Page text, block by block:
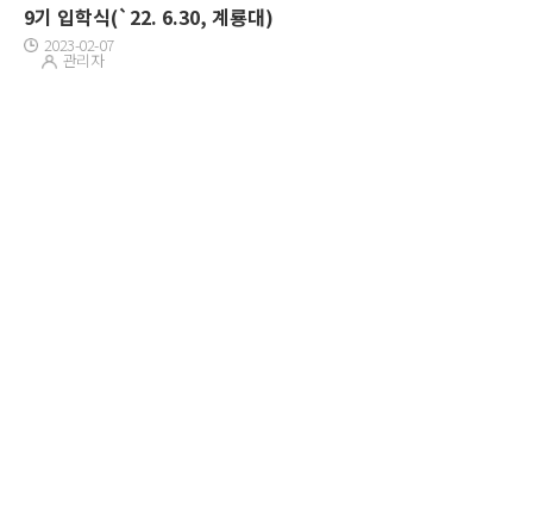
9기 입학식(`22. 6.30, 계룡대)
2023-02-07
관리자